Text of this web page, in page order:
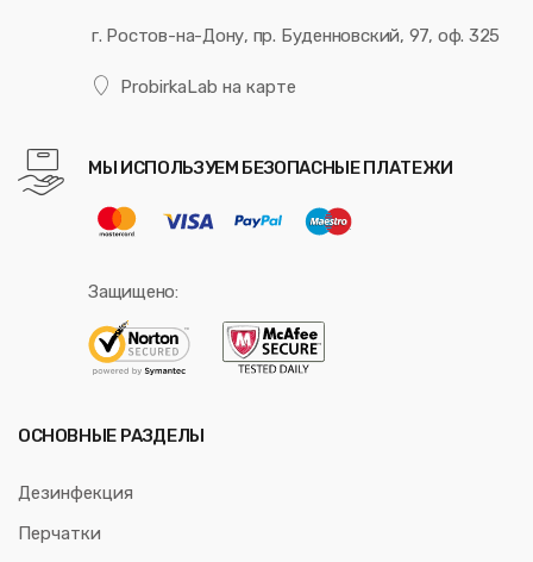
г. Ростов-на-Дону, пр. Буденновский, 97, оф. 325
ProbirkaLab на карте
МЫ ИСПОЛЬЗУЕМ БЕЗОПАСНЫЕ ПЛАТЕЖИ
Защищено:
ОСНОВНЫЕ РАЗДЕЛЫ
Дезинфекция
Перчатки